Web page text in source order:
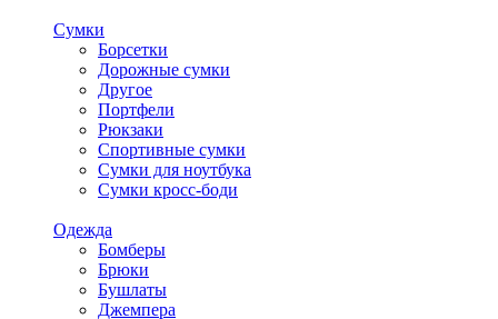
Сумки
Борсетки
Дорожные сумки
Другое
Портфели
Рюкзаки
Спортивные сумки
Сумки для ноутбука
Сумки кросс-боди
Одежда
Бомберы
Брюки
Бушлаты
Джемпера